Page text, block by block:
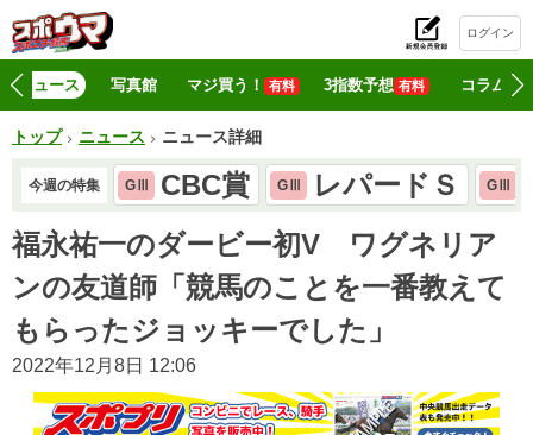
ログイン
ニュース 写真館 マジ買う！ 有料 3指数予想 有料 コラム
トップ ニュース ニュース詳細
今週の特集 GⅢ CBC賞 GⅢ レパードＳ GⅢ
福永祐一のダービー初V ワグネリア
ンの友道師「競馬のことを一番教えて
もらったジョッキーでした」
2022年12月8日 12:06